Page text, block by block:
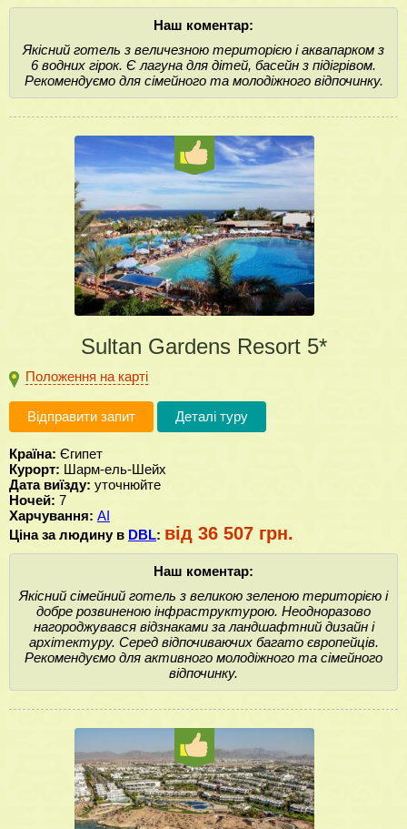
Наш коментар:
Якісний готель з величезною територією і аквапарком з
6 водних гірок. Є лагуна для дітей, басейн з підігрівом.
Рекомендуємо для сімейного та молодіжного відпочинку.
Sultan Gardens Resort 5*
Положення на карті
Відправити запит Деталі туру
Країна: Єгипет
Курорт: Шарм-ель-Шейх
Дата виїзду: уточнюйте
Ночей: 7
Харчування: AI
Ціна за людину в DBL: від 36 507 грн.
Наш коментар:
Якісний сімейний готель з великою зеленою територією і
добре розвиненою інфраструктурою. Неодноразово
нагороджувався відзнаками за ландшафтний дизайн і
архітектуру. Серед відпочиваючих багато європейців.
Рекомендуємо для активного молодіжного та сімейного
відпочинку.